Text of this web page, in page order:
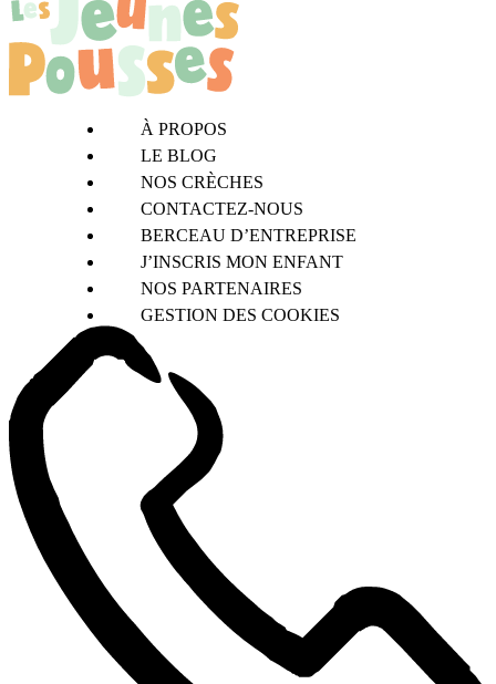
À PROPOS
LE BLOG
NOS CRÈCHES
CONTACTEZ-NOUS
BERCEAU D’ENTREPRISE
J’INSCRIS MON ENFANT
NOS PARTENAIRES
GESTION DES COOKIES